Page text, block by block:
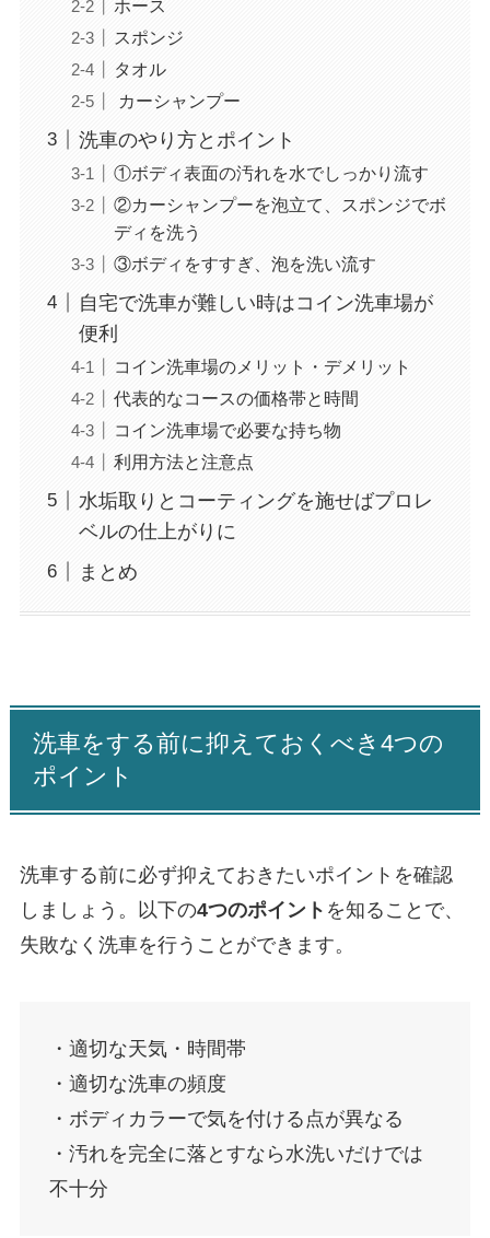
ホース
スポンジ
タオル
カーシャンプー
洗車のやり方とポイント
①ボディ表面の汚れを水でしっかり流す
②カーシャンプーを泡立て、スポンジでボ
ディを洗う
③ボディをすすぎ、泡を洗い流す
自宅で洗車が難しい時はコイン洗車場が
便利
コイン洗車場のメリット・デメリット
代表的なコースの価格帯と時間
コイン洗車場で必要な持ち物
利用方法と注意点
水垢取りとコーティングを施せばプロレ
ベルの仕上がりに
まとめ
洗車をする前に抑えておくべき4つの
ポイント
洗車する前に必ず抑えておきたいポイントを確認
しましょう。以下の4つのポイント を知ることで、
失敗なく洗車を行うことができます。
・適切な天気・時間帯
・適切な洗車の頻度
・ボディカラーで気を付ける点が異なる
・汚れを完全に落とすなら水洗いだけでは
不十分